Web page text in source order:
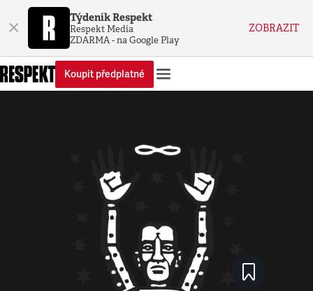
× Týdeník Respekt
Respekt Media
ZDARMA - na Google Play
ZOBRAZIT
Koupit předplatné